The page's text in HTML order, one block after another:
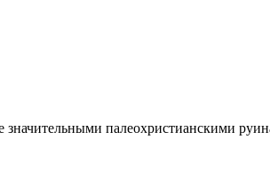
палеохристианскими